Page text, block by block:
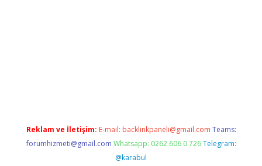
Reklam ve İletişim: E-mail: backlinkpaneli@gmail.com Teams:
forumhizmeti@gmail.com Whatsapp: 0262 606 0 726 Telegram:
@karabul